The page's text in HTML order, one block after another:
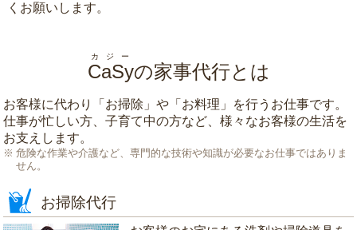
くお願いします。
CaSy
カジー
の家事代行とは
お客様に代わり「 お掃除 」や「 お料理 」を行うお仕事です。
仕事が忙しい方、子育て中の方など、様々なお客様の生活を
お支えします。
危険な作業や介護など、専門的な技術や知識が必要なお仕事ではありま
せん。
お掃除代行